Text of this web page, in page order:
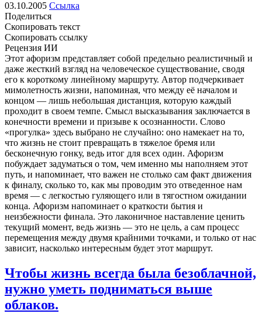
03.10.2005 Ссылка
Поделиться
Скопировать текст
Скопировать ссылку
Рецензия ИИ
Этот афоризм представляет собой предельно реалистичный и
даже жесткий взгляд на человеческое существование, сводя
его к короткому линейному маршруту. Автор подчеркивает
мимолетность жизни, напоминая, что между её началом и
концом — лишь небольшая дистанция, которую каждый
проходит в своем темпе. Смысл высказывания заключается в
конечности времени и призыве к осознанности. Слово
«прогулка» здесь выбрано не случайно: оно намекает на то,
что жизнь не стоит превращать в тяжелое бремя или
бесконечную гонку, ведь итог для всех один. Афоризм
побуждает задуматься о том, чем именно мы наполняем этот
путь, и напоминает, что важен не столько сам факт движения
к финалу, сколько то, как мы проводим это отведенное нам
время — с легкостью гуляющего или в тягостном ожидании
конца. Афоризм напоминает о краткости бытия и
неизбежности финала. Это лаконичное наставление ценить
текущий момент, ведь жизнь — это не цель, а сам процесс
перемещения между двумя крайними точками, и только от нас
зависит, насколько интересным будет этот маршрут.
Чтобы жизнь всегда была безоблачной,
нужно уметь подниматься выше
облаков.